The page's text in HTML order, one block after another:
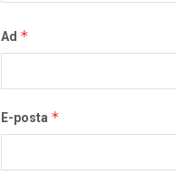
Ad *
E-posta *